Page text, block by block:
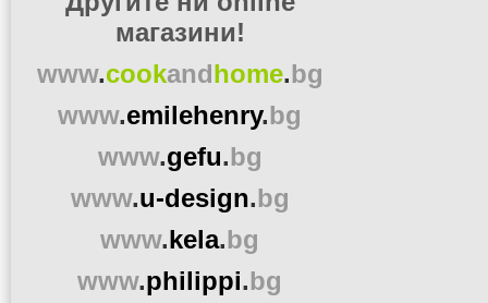
магазини!
www.cookandhome.bg
www.emilehenry.bg
www.gefu.bg
www.u-design.bg
www.kela.bg
www.philippi.bg